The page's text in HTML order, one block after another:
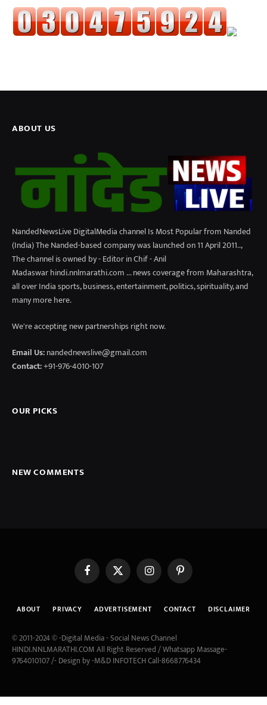
ABOUT US
NandedNewsLive DigitalMedia channel Is Most Popular from Nanded
(India) The Nanded-based company was launched on 11 April 2011..,
The channel is owned by - Editor in Chif - Anil
Madaswar hindi.nnlmarathi.com ... news coverage from Maharashtra,
all over India sports, business, entertainment, politics, spirituality, and
many more here.
We're accepting new partnerships right now.
Email Us:nandednewslive@gmail.com
Contact:+91-976-4010-107
OUR PICKS
NEW COMMENTS
FacebookX
(Twitter)
InstagramPinterest
ABOUT PRIVACY ADVERTISEMENT CONTACT DISCLAIMER
© 2011-2024 © -Digital Media - Social News Channel
HINDI.NNLMARATHI.COM All Right Reserved / Whatsapp Massage-
9764010107 /- Design by -M&D INFOTECH Call-8668776434